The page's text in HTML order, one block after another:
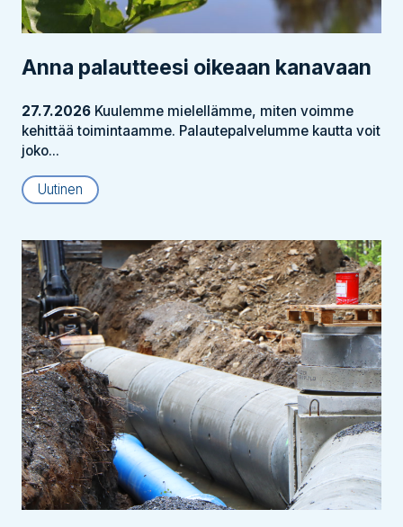
Anna palautteesi oikeaan kanavaan
27.7.2026 Kuulemme mielellämme, miten voimme
kehittää toimintaamme. Palautepalvelumme kautta voit
joko...
Uutinen